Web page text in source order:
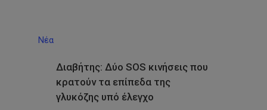
Νέα
Διαβήτης: Δύο SOS κινήσεις που
κρατούν τα επίπεδα της
γλυκόζης υπό έλεγχο